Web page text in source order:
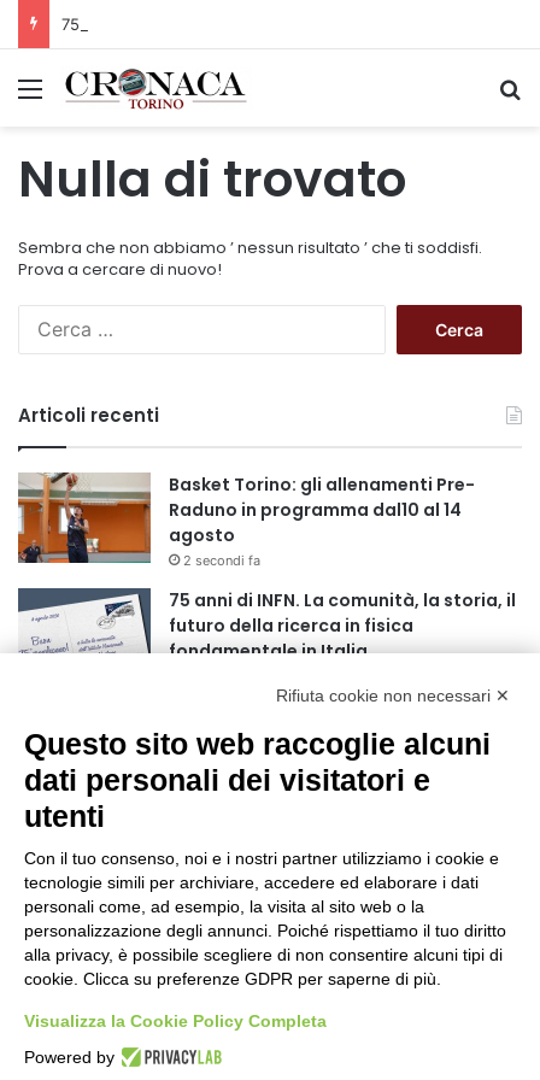
Menu
Nulla di trovato
Sembra che non abbiamo ’ nessun risultato ’ che ti soddisfi.
Prova a cercare di nuovo!
c
p
e
Articoli recenti
Basket Torino: gli allenamenti Pre-
Raduno in programma dal10 al 14
agosto
2 secondi fa
75 anni di INFN. La comunità, la storia, il
futuro della ricerca in fisica
fondamentale in Italia
nel pieno della stagione turistica
4 ore fa
Madonna della Neve al Rifugio Ciao
Pais
15 ore fa
Pininfarina, Davide Loris Amantea è il
nuovo Chief Creative Officer
1 giorno fa
Cesana Torinese: il secondo weekend di
agosto apre il cuore dell’estate
Rifiuta cookie non necessari ✕
Questo sito web raccoglie alcuni
dati personali dei visitatori e
utenti
Con il tuo consenso, noi e i nostri partner utilizziamo i cookie e
tecnologie simili per archiviare, accedere ed elaborare i dati
personali come, ad esempio, la visita al sito web o la
personalizzazione degli annunci. Poiché rispettiamo il tuo diritto
alla privacy, è possibile scegliere di non consentire alcuni tipi di
cookie. Clicca su preferenze GDPR per saperne di più.
Visualizza la Cookie Policy Completa
Powered by